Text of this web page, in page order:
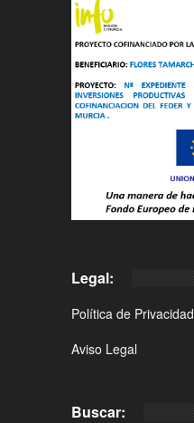
Legal:
Política de Privacidad
Aviso Legal
Buscar: